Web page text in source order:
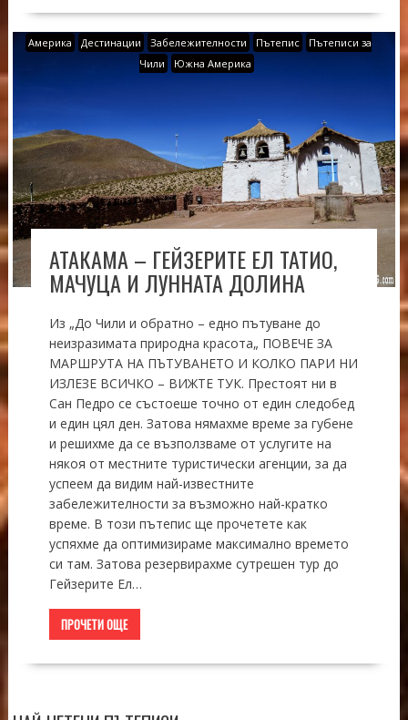
Америка Дестинации Забележителности Пътепис
Пътеписи за
Чили
Южна Америка
АТАКАМА – ГЕЙЗЕРИТЕ ЕЛ ТАТИО,
МАЧУЦА И ЛУННАТА ДОЛИНА
Из „До Чили и обратно – едно пътуване до
неизразимата природна красота„ ПОВЕЧЕ ЗА
МАРШРУТА НА ПЪТУВАНЕТО И КОЛКО ПАРИ НИ
ИЗЛЕЗЕ ВСИЧКО – ВИЖТЕ ТУК. Престоят ни в
Сан Педро се състоеше точно от един следобед
и един цял ден. Затова нямахме време за губене
и решихме да се възползваме от услугите на
някоя от местните туристически агенции, за да
успеем да видим най-известните
забележителности за възможно най-кратко
време. В този пътепис ще прочетете как
успяхме да оптимизираме максимално времето
си там. Затова резервирахме сутрешен тур до
Гейзерите Ел…
ПРОЧЕТИ ОЩЕ